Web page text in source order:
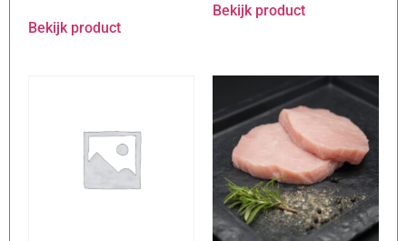
Bekijk product
Bekijk product